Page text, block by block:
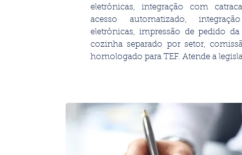
eletrônicas, integração com
acesso automatizado,
eletrônicas, impressão de pedido
cozinha separado por setor,
homologado para TEF. Atende a